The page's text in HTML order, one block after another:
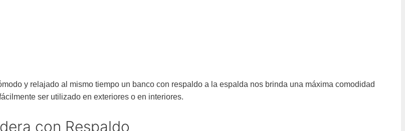
y relajado al mismo tiempo un banco con respaldo a la espalda nos brinda una máxima comodidad
ser utilizado en exteriores o en interiores.
con Respaldo